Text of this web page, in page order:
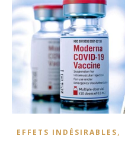
EFFETS INDÉSIRABLES,